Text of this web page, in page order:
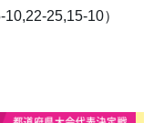
10,22-25,15-10）